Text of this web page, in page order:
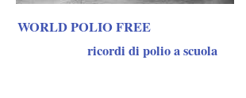
WORLD POLIO FREE
ricordi di polio a scuola